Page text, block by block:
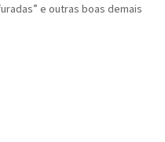
e outras boas demais